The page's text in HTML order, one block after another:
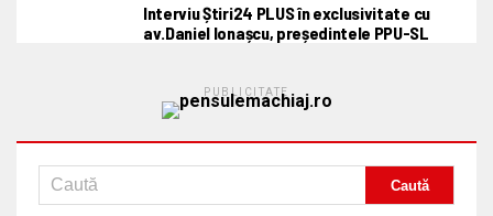
Interviu Știri24 PLUS în exclusivitate cu
av.Daniel Ionașcu, președintele PPU-SL
PUBLICITATE